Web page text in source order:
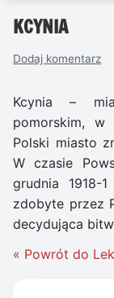
KCYNIA
Dodaj komentarz
Kcynia –
pomorskim, w
Polski miasto
W czasie
grudnia 1918-
zdobyte przez
decydująca
« Powrót do